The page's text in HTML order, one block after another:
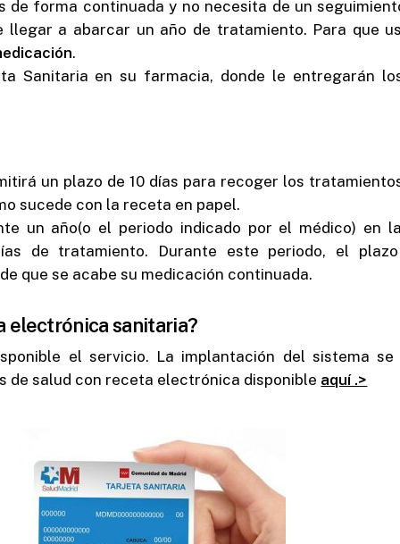
de forma continuada y no necesita de un
a abarcar un año de tratamiento. Para que
.
Sanitaria en su farmacia, donde le entregarán
un plazo de 10 días para recoger los
sucede con la receta en papel.
un año(o el periodo indicado por el médico) en
de tratamiento. Durante este periodo, el
que se acabe su medicación continuada.
electrónica sanitaria?
el servicio. La implantación del sistema
de salud con receta electrónica disponible aquí .>